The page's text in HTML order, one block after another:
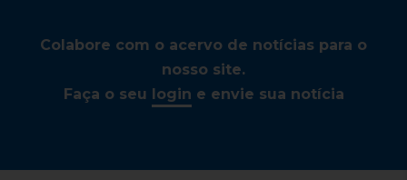
Colabore com o acervo de notícias para o
nosso site.
Faça o seu
login e envie sua notícia